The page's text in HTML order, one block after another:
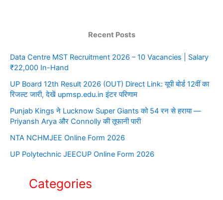
Recent Posts
Data Centre MST Recruitment 2026 – 10 Vacancies | Salary
₹22,000 In-Hand
UP Board 12th Result 2026 (OUT) Direct Link: यूपी बोर्ड 12वीं का
रिजल्ट जारी, देखें upmsp.edu.in इंटर परिणाम
Punjab Kings ने Lucknow Super Giants को 54 रन से हराया —
Priyansh Arya और Connolly की तूफानी पारी
NTA NCHMJEE Online Form 2026
UP Polytechnic JEECUP Online Form 2026
Categories